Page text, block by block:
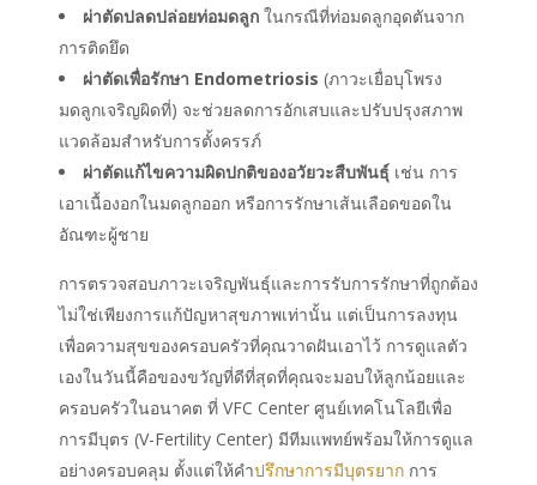
ผ่าตัดปลดปล่อยท่อมดลูก ในกรณีที่ท่อมดลูกอุดตันจาก
การติดยึด
ผ่าตัดเพื่อรักษา Endometriosis (ภาวะเยื่อบุโพรง
มดลูกเจริญผิดที่) จะช่วยลดการอักเสบและปรับปรุงสภาพ
แวดล้อมสำหรับการตั้งครรภ์
ผ่าตัดแก้ไขความผิดปกติของอวัยวะสืบพันธุ์ เช่น การ
เอาเนื้องอกในมดลูกออก หรือการรักษาเส้นเลือดขอดใน
อัณฑะผู้ชาย
การตรวจสอบภาวะเจริญพันธุ์และการรับการรักษาที่ถูกต้อง
ไม่ใช่เพียงการแก้ปัญหาสุขภาพเท่านั้น แต่เป็นการลงทุน
เพื่อความสุขของครอบครัวที่คุณวาดฝันเอาไว้ การดูแลตัว
เองในวันนี้คือของขวัญที่ดีที่สุดที่คุณจะมอบให้ลูกน้อยและ
ครอบครัวในอนาคต ที่ VFC Center ศูนย์เทคโนโลยีเพื่อ
การมีบุตร (V-Fertility Center) มีทีมแพทย์พร้อมให้การดูแล
อย่างครอบคลุม ตั้งแต่ให้คำปรึกษาการมีบุตรยาก การ